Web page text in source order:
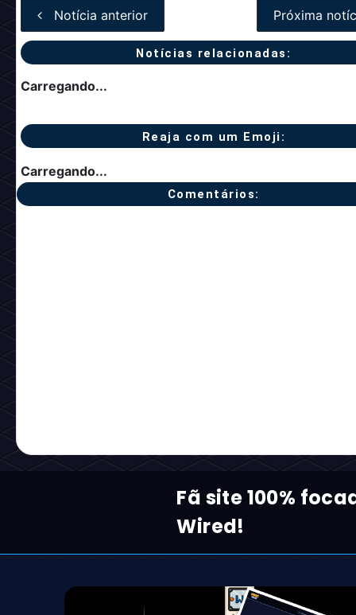
Notícia anterior Próxima
Notícias relacionadas:
Carregando...
Reaja com um Emoji:
Carregando...
Comentários:
Fã site 100%
Wired!